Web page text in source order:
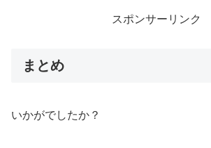
スポンサーリンク
まとめ
いかがでしたか？